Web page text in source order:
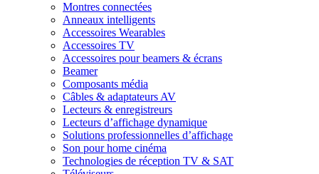
Montres connectées
Anneaux intelligents
Accessoires Wearables
Accessoires TV
Accessoires pour beamers & écrans
Beamer
Composants média
Câbles & adaptateurs AV
Lecteurs & enregistreurs
Lecteurs d’affichage dynamique
Solutions professionnelles d’affichage
Son pour home cinéma
Technologies de réception TV & SAT